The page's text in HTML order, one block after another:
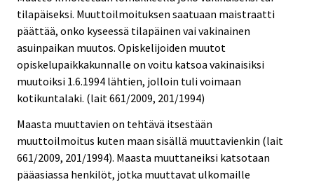
tilapäiseksi. Muuttoilmoituksen saatuaan maistraatti
päättää, onko kyseessä tilapäinen vai vakinainen
asuinpaikan muutos. Opiskelijoiden muutot
opiskelupaikkakunnalle on voitu katsoa vakinaisiksi
muutoiksi 1.6.1994 lähtien, jolloin tuli voimaan
kotikuntalaki. (lait 661/2009, 201/1994)
Maasta muuttavien on tehtävä itsestään
muuttoilmoitus kuten maan sisällä muuttavienkin (lait
661/2009, 201/1994). Maasta muuttaneiksi katsotaan
pääasiassa henkilöt, jotka muuttavat ulkomaille